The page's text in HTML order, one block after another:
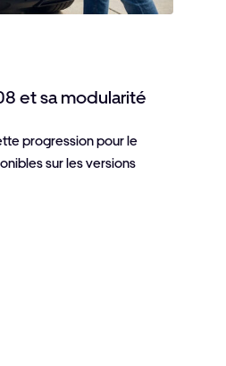
et sa modularité
progression pour le
sur les versions